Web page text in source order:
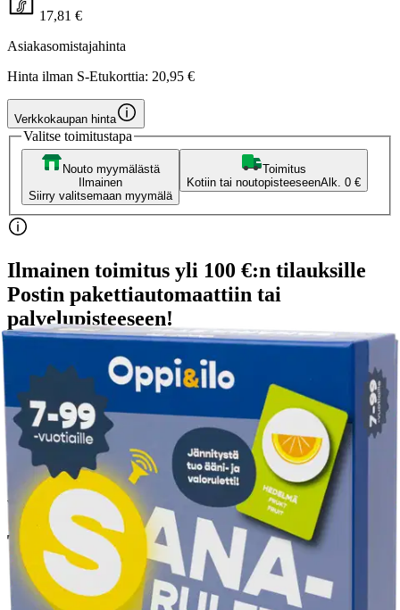
17,81 €
Asiakasomistajahinta
Hinta ilman S-Etukorttia: 20,95 €
Verkkokaupan hinta
Valitse toimitustapa
Nouto myymälästä
Ilmainen
Siirry valitsemaan myymälä
Toimitus
Kotiin tai noutopisteeseenAlk. 0 €
Ilmainen toimitus yli 100 €:n tilauksille
Postin pakettiautomaattiin tai
palvelupisteeseen!
Etu ei koske Suuri‑lisäpalvelulla toimitettavia tuotteita.
Tarkista myymäläsaatavuus
Tuotekuvaus